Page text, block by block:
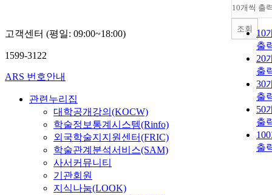
10개씩 출
10
출
20
출
30
출
50
출
출
조회
고객센터 (평일: 09:00~18:00)
1599-3122
ARS 번호안내
관련누리집
대학공개강의(KOCW)
학술정보통계시스템(Rinfo)
외국학술지지원센터(FRIC)
학술관계분석서비스(SAM)
사서커뮤니티
기관회원
지식나눔(LOOK)